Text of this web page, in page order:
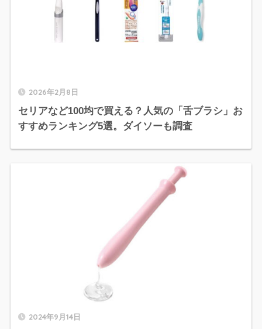
2026年2月8日
セリアなど100均で買える？人気の「舌ブラシ」お
すすめランキング5選。ダイソーも調査
2024年9月14日